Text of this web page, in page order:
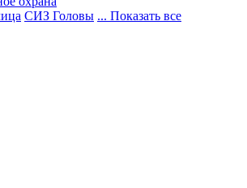
СИЗ Головы ... Показать все